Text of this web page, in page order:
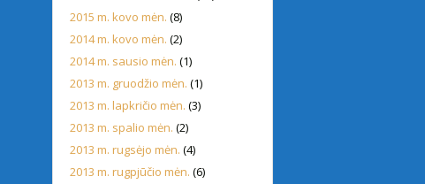
2015 m. kovo mėn. (8)
2014 m. kovo mėn. (2)
2014 m. sausio mėn. (1)
2013 m. gruodžio mėn. (1)
2013 m. lapkričio mėn. (3)
2013 m. spalio mėn. (2)
2013 m. rugsėjo mėn. (4)
2013 m. rugpjūčio mėn. (6)